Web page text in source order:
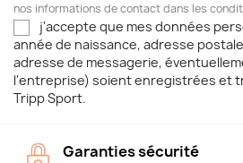
nos informations de contact dans les
j'accepte que mes données
année de naissance, adresse
adresse de messagerie,
l'entreprise) soient enregistrées et
Tripp Sport.
Garanties sécurité